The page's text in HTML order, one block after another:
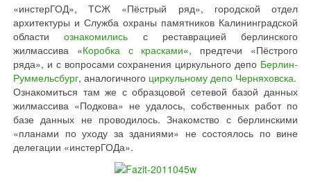
«инстерГОД», ТСЖ «Пёстрый ряд», городской отдел
архитектуры и Служба охраны памятников Калининградской
областиознакомились с реставрацией берлинского
жилмассива «Коробка с красками«, предтечи «Пёстрого
ряда», и с вопросами сохранения циркульного депо Берлин-
Руммельсбург, аналогичного циркульному депо Черняховска.
Ознакомиться там же с образцовой сетевой базой данных
жилмассива «Подкова» не удалось, собственных работ по
базе данных не проводилось. Знакомство с берлинскими
«планами по уходу за зданиями» не состоялось по вине
делегации «инстерГОДа».